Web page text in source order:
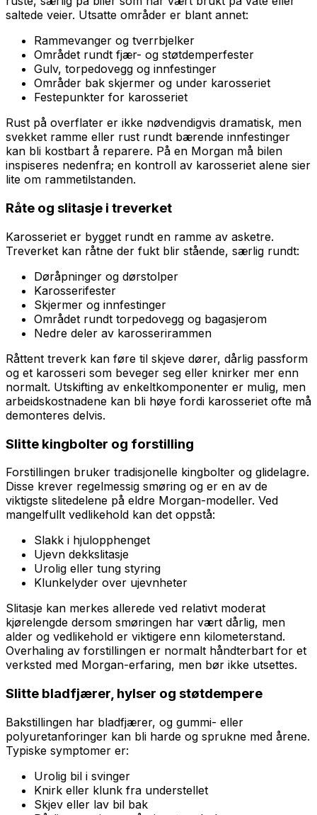
saltede veier. Utsatte områder er blant annet:
Rammevanger og tverrbjelker
Området rundt fjær- og støtdemperfester
Gulv, torpedovegg og innfestinger
Områder bak skjermer og under karosseriet
Festepunkter for karosseriet
Rust på overflater er ikke nødvendigvis dramatisk, men
svekket ramme eller rust rundt bærende innfestinger
kan bli kostbart å reparere. På en Morgan må bilen
inspiseres nedenfra; en kontroll av karosseriet alene sier
lite om rammetilstanden.
Råte og slitasje i treverket
Karosseriet er bygget rundt en ramme av asketre.
Treverket kan råtne der fukt blir stående, særlig rundt:
Døråpninger og dørstolper
Karosserifester
Skjermer og innfestinger
Området rundt torpedovegg og bagasjerom
Nedre deler av karosserirammen
Råttent treverk kan føre til skjeve dører, dårlig passform
og et karosseri som beveger seg eller knirker mer enn
normalt. Utskifting av enkeltkomponenter er mulig, men
arbeidskostnadene kan bli høye fordi karosseriet ofte må
demonteres delvis.
Slitte kingbolter og forstilling
Forstillingen bruker tradisjonelle kingbolter og glidelagre.
Disse krever regelmessig smøring og er en av de
viktigste slitedelene på eldre Morgan-modeller. Ved
mangelfullt vedlikehold kan det oppstå:
Slakk i hjulopphenget
Ujevn dekkslitasje
Urolig eller tung styring
Klunkelyder over ujevnheter
Slitasje kan merkes allerede ved relativt moderat
kjørelengde dersom smøringen har vært dårlig, men
alder og vedlikehold er viktigere enn kilometerstand.
Overhaling av forstillingen er normalt håndterbart for et
verksted med Morgan-erfaring, men bør ikke utsettes.
Slitte bladfjærer, hylser og støtdempere
Bakstillingen har bladfjærer, og gummi- eller
polyuretanforinger kan bli harde og sprukne med årene.
Typiske symptomer er:
Urolig bil i svinger
Knirk eller klunk fra understellet
Skjev eller lav bil bak